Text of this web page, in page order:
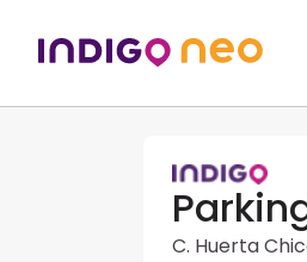
C. Huerta